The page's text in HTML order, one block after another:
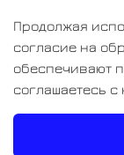
© 2026 ООО
Цены на сайте
Продолжая
согласие на
обеспечивают
соглашаетесь с